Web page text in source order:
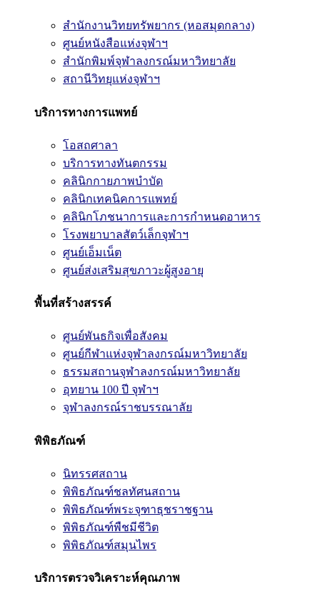
สำนักงานวิทยทรัพยากร (หอสมุดกลาง)
ศูนย์หนังสือแห่งจุฬาฯ
สำนักพิมพ์จุฬาลงกรณ์มหาวิทยาลัย
สถานีวิทยุแห่งจุฬาฯ
บริการทางการแพทย์
โอสถศาลา
บริการทางทันตกรรม
คลินิกกายภาพบำบัด
คลินิกเทคนิคการแพทย์
คลินิกโภชนาการและการกำหนดอาหาร
โรงพยาบาลสัตว์เล็กจุฬาฯ
ศูนย์เอ็มเน็ต
ศูนย์ส่งเสริมสุขภาวะผู้สูงอายุ
พื้นที่สร้างสรรค์
ศูนย์พันธกิจเพื่อสังคม
ศูนย์กีฬาแห่งจุฬาลงกรณ์มหาวิทยาลัย
ธรรมสถานจุฬาลงกรณ์มหาวิทยาลัย
อุทยาน 100 ปี จุฬาฯ
จุฬาลงกรณ์ราชบรรณาลัย
พิพิธภัณฑ์
นิทรรศสถาน
พิพิธภัณฑ์ชลทัศนสถาน
พิพิธภัณฑ์พระจุฑาธุชราชฐาน
พิพิธภัณฑ์พืชมีชีวิต
พิพิธภัณฑ์สมุนไพร
บริการตรวจวิเคราะห์คุณภาพ